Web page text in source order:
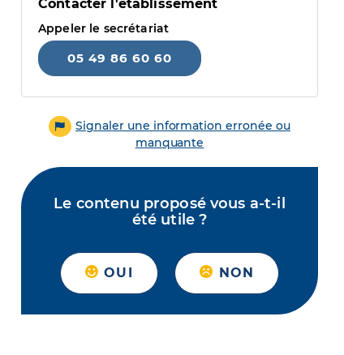
Contacter l'établissement
Appeler le secrétariat
05 49 86 60 60
Signaler une information erronée ou
manquante
Le contenu proposé vous a-t-il
été utile ?
OUI NON